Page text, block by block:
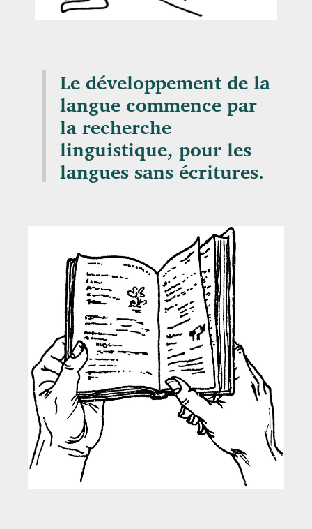
Le développement de la
langue commence par
la recherche
linguistique, pour les
langues sans écritures.